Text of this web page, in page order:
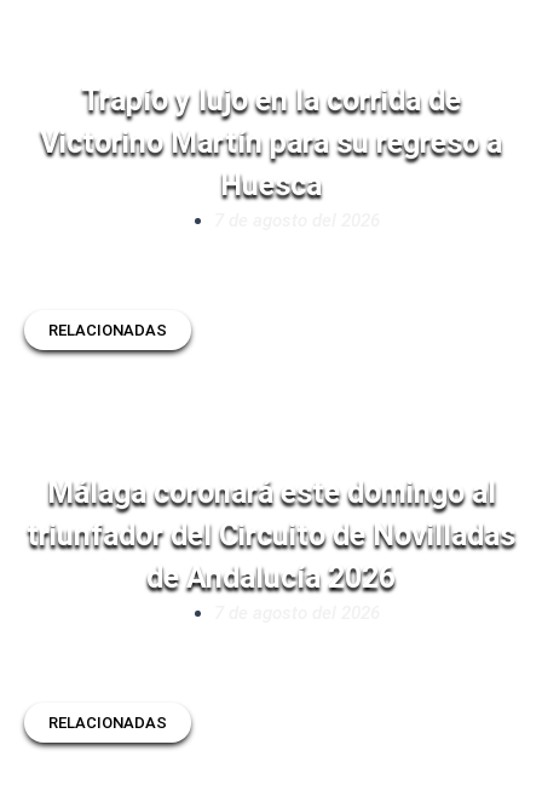
Trapío y lujo en la corrida de
Victorino Martín para su regreso a
Huesca
RELACIONADAS
Málaga coronará este domingo al
triunfador del Circuito de Novilladas
de Andalucía 2026
RELACIONADAS